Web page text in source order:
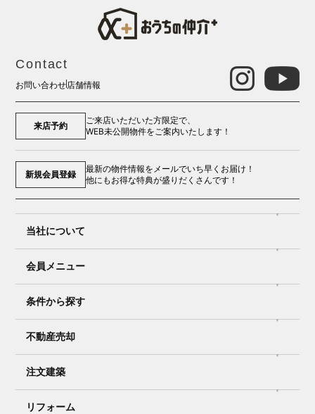
Contact
お問い合わせ 店舗情報
来店予約
ご来店いただいた方限定で、
WEB未公開物件をご案内いたします！
新規会員登録
最新の物件情報をメールでいち早くお届け！
他にもお得な特典が盛りだくさんです！
当社について
会員メニュー
条件から探す
不動産売却
注文建築
リフォーム